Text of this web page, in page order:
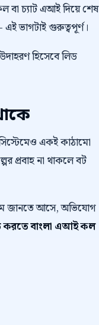
চ্যাট এআই দিয়ে শেষ
ভাগটাই গুরুত্বপূর্ণ।
হিসেবে লিড
একই কাঠামো
প্রবাহ না থাকলে বট
জানতে আসে, অভিযোগ
করতে বাংলা এআই কল